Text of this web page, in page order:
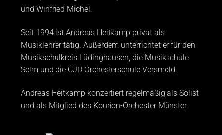
und Winfried Michel.
Seit 1994 ist Andreas Heitkamp privat als
Musiklehrer tätig. Außerdem unterrichtet er für den
Musikschulkreis Lüdinghausen, die Musikschule
Selm und die CJD Orchesterschule Versmold.
Andreas Heitkamp konzertiert regelmäßig als Solist
und als Mitglied des Kourion-Orchester Münster.